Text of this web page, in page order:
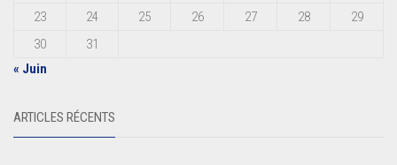
23
24 25 26 27 28
29
30
31
« Juin
ARTICLES RÉCENTS